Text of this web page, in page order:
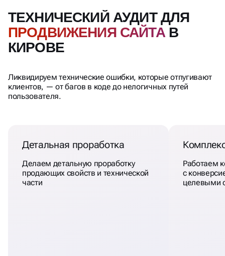
ТЕХНИЧЕСКИЙ АУДИТ ДЛЯ
ПРОДВИЖЕНИЯ САЙТА
Ликвидируем технические ошибки, которые отпугивают
клиентов, — от багов в коде до нелогичных путей
Детальная проработка
Делаем детальную проработку
продающих свойств и технической
Работаем
с